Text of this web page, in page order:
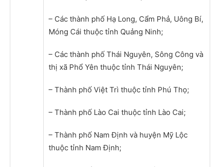
– Các thành phố Hạ Long, Cẩm Phả, Uông Bí,
Móng Cái thuộc tỉnh Quảng Ninh;
– Các thành phố Thái Nguyên, Sông Công và
thị xã Phổ Yên thuộc tỉnh Thái Nguyên;
– Thành phố Việt Trì thuộc tỉnh Phú Thọ;
– Thành phố Lào Cai thuộc tỉnh Lào Cai;
– Thành phố Nam Định và huyện Mỹ Lộc
thuộc tỉnh Nam Định;